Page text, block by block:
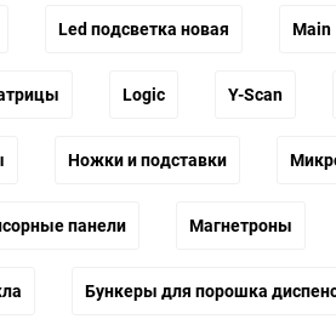
Led подсветка новая Main
Logic Y-Scan
Ножки и подставки
панели Магнетроны
Бункеры для порошка